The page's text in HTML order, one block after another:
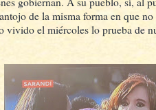
de la misma forma en que
vivido el miércoles lo prueba de